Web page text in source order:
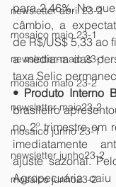
newsletter abril 23-2
mosaico maio 23-1
newsletter-maio 23-1
mosaico maio 23-2
newsletter maio23-2
mosaico junho 23-1
newsletter junho23-2
mosaico junho23-2
para 2,46%. No
câmbio, a
de R$/US$ 5,33 ao
a mediana das
taxa Selic
• Produto Interno
brasileiro
no 2º trimestre em
imediatamente
ajuste sazonal.
Agropecuária